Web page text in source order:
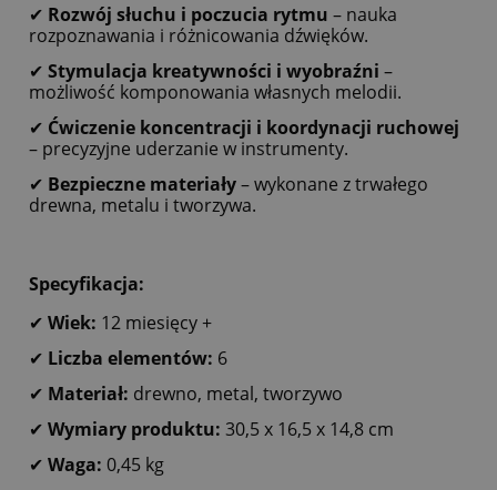
✔ Rozwój słuchu i poczucia rytmu – nauka
rozpoznawania i różnicowania dźwięków.
✔ Stymulacja kreatywności i wyobraźni –
możliwość komponowania własnych melodii.
✔ Ćwiczenie koncentracji i koordynacji ruchowej
– precyzyjne uderzanie w instrumenty.
✔ Bezpieczne materiały– wykonane z trwałego
drewna, metalu i tworzywa.
Specyfikacja:
✔ Wiek: 12 miesięcy +
✔ Liczba elementów: 6
✔ Materiał: drewno, metal, tworzywo
✔ Wymiary produktu: 30,5 x 16,5 x 14,8 cm
✔ Waga: 0,45 kg